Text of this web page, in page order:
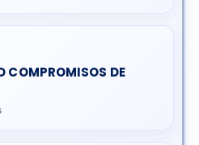
COMPROMISOS DE